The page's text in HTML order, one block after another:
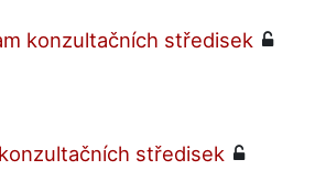
konzultačních středisek
středisek